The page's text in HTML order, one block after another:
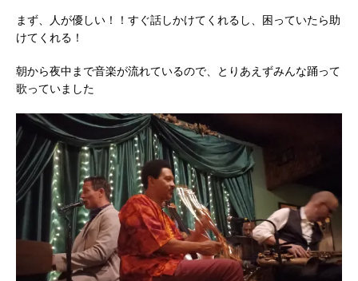
まず、人が優しい！！すぐ話しかけてくれるし、困っていたら助
けてくれる！
朝から夜中まで音楽が流れているので、とりあえずみんな踊って
歌っていました